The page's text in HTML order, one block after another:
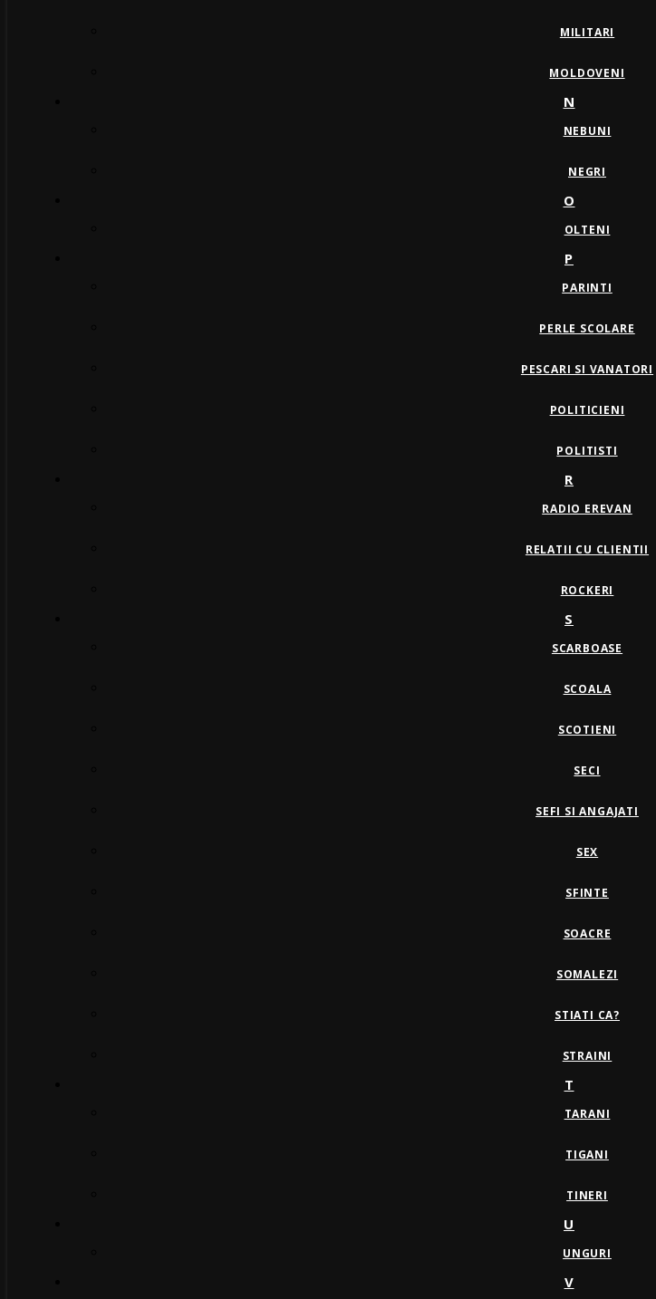
MILITARI
MOLDOVENI
N
NEBUNI
NEGRI
O
OLTENI
P
PARINTI
PERLE SCOLARE
PESCARI SI VANATORI
POLITICIENI
POLITISTI
R
RADIO EREVAN
RELATII CU CLIENTII
ROCKERI
S
SCARBOASE
SCOALA
SCOTIENI
SECI
SEFI SI ANGAJATI
SEX
SFINTE
SOACRE
SOMALEZI
STIATI CA?
STRAINI
T
TARANI
TIGANI
TINERI
U
UNGURI
V